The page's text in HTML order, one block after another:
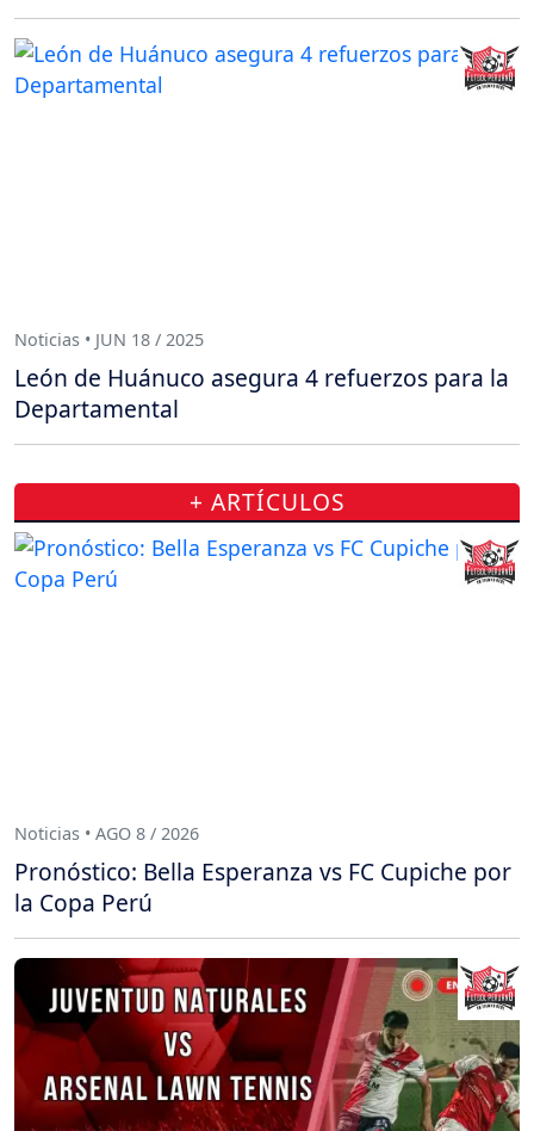
Noticias • JUN 18 / 2025
León de Huánuco asegura 4 refuerzos para la
Departamental
+ ARTÍCULOS
Noticias • AGO 8 / 2026
Pronóstico: Bella Esperanza vs FC Cupiche por
la Copa Perú